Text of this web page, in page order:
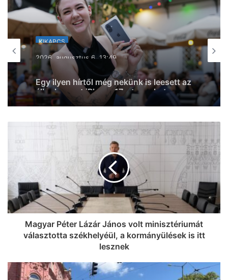
MINDENMÁS
2026, augusztus 6. 10:10
Új munkahelyeket hoz Szegedre a Field
Test: értékesítőket keresnek (videó)
Magyar Péter Lázár János volt minisztériumát
választotta székhelyéül, a kormányülések is itt
lesznek